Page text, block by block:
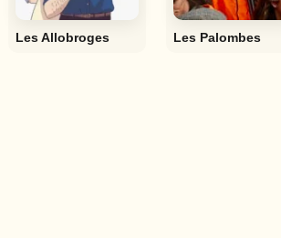
Les Allobroges Les Palombes